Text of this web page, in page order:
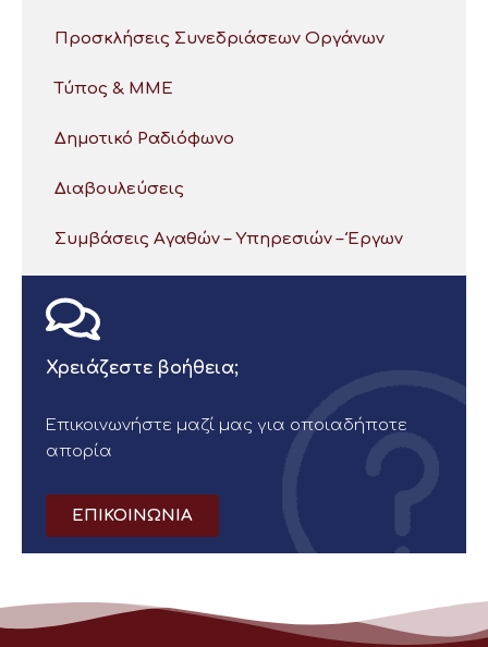
Προσκλήσεις Συνεδριάσεων Οργάνων
Τύπος & ΜΜΕ
Δημοτικό Ραδιόφωνο
Διαβουλεύσεις
Συμβάσεις Αγαθών – Υπηρεσιών – Έργων
Χρειάζεστε βοήθεια;
Επικοινωνήστε μαζί μας για οποιαδήποτε
απορία
ΕΠΙΚΟΙΝΩΝΙΑ